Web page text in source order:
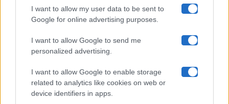
I want to allow my user data to be sent to
Google for online advertising purposes.
I want to allow Google to send me
personalized advertising.
I want to allow Google to enable storage
related to analytics like cookies on web or
device identifiers in apps.
Maste S.r.l.
Chi siamo
Collabora con noi
Contatti